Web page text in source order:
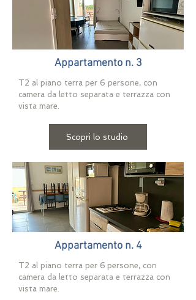
Appartamento n. 3
T2 al piano terra per 6 persone, con
camera da letto separata e terrazza con
vista mare.
Scopri lo studio
Appartamento n. 4
T2 al piano terra per 6 persone, con
camera da letto separata e terrazza con
vista mare.